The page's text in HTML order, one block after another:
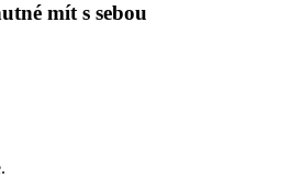
mít s sebou